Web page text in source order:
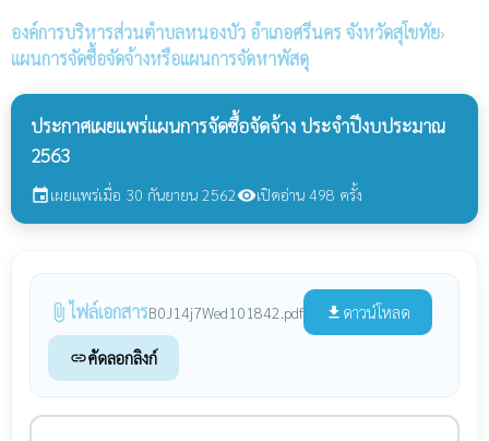
องค์การบริหารส่วนตำบลหนองบัว อำเภอศรีนคร จังหวัดสุโขทัย›
แผนการจัดซื้อจัดจ้างหรือแผนการจัดหาพัสดุ
ประกาศเผยแพร่แผนการจัดซื้อจัดจ้าง ประจำปีงบประมาณ
2563
eventเผยแพร่เมื่อ 30 กันยายน 2562visibilityเปิดอ่าน 498 ครั้ง
attach_file ไฟล์เอกสารB0J14j7Wed101842.pdf file_download ดาวน์โหลด
linkคัดลอกลิงก์